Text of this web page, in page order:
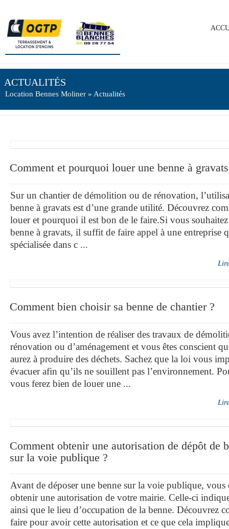
ACTUALITÉS
Location Bennes Moliner » Actualités
Comment et pourquoi louer une benne à
Sur un chantier de démolition ou de rénovation,
benne à gravats est d’une grande utilité. Découvrez
louer et pourquoi il est bon de le faire.Si vous
benne à gravats, il suffit de faire appel à une entreprise
spécialisée dans c ...
Comment bien choisir sa benne de chantier ?
Vous avez l’intention de réaliser des travaux de
rénovation ou d’aménagement et vous êtes conscient
aurez à produire des déchets. Sachez que la loi vous
évacuer afin qu’ils ne souillent pas l’environnement.
vous ferez bien de louer une ...
Comment obtenir une autorisation de dépôt de
sur la voie publique ?
Avant de déposer une benne sur la voie publique, vous
obtenir une autorisation de votre mairie. Celle-ci
ainsi que le lieu d’occupation de la benne. Découvrez
faire pour avoir cette autorisation et ce que cela